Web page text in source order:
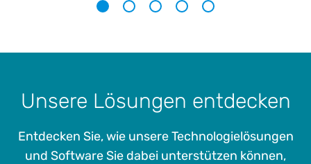
Unsere Lösungen entdecken
Entdecken Sie, wie unsere Technologielösungen
und Software Sie dabei unterstützen können,